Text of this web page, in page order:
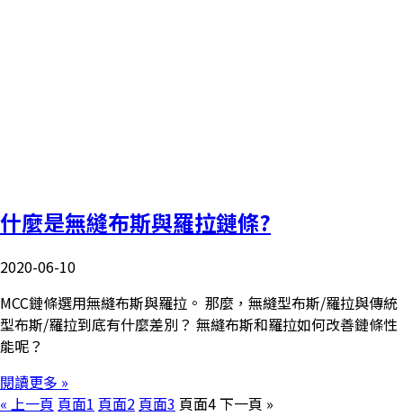
什麼是無縫布斯與羅拉鏈條?
2020-06-10
MCC鏈條選用無縫布斯與羅拉。 那麼，無縫型布斯/羅拉與傳統
型布斯/羅拉到底有什麼差別？ 無縫布斯和羅拉如何改善鏈條性
能呢？
閱讀更多 »
« 上一頁 頁面1 頁面2 頁面3 頁面4下一頁 »